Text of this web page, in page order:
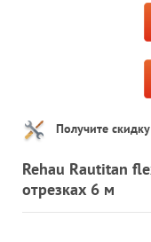
Получите
Rehau Rautitan
отрезках 6 м